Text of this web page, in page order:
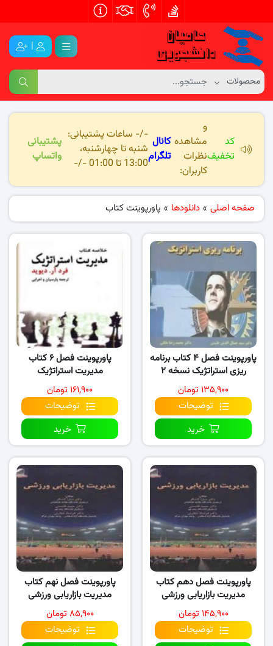
|
کد
تخفیف
و
مشاهده
نظرات
کاربران:
کانال
تلگرام
-/- ساعات پشتیبانی:
شنبه تا چهارشنبه،
13:00 تا 01:00 -/-
پشتیبانی
واتساپ
صفحه اصلی » دانلودها » پاورپوینت کتاب
پاورپوینت فصل ۴ کتاب برنامه
ریزی استراتژیک نسخه ۲
۱۳۵,۹۰۰ تومان
توضیحات
خرید
پاورپوینت فصل ۶ کتاب
مدیریت استراتژیک
۱۶۱,۹۰۰ تومان
توضیحات
خرید
پاورپوینت فصل دهم کتاب
مدیریت بازاریابی ورزشی
۱۴۵,۹۰۰ تومان
توضیحات
پاورپوینت فصل نهم کتاب
مدیریت بازاریابی ورزشی
۸۵,۹۰۰ تومان
توضیحات